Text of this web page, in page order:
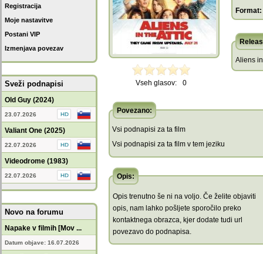
Registracija
Moje nastavitve
Postani VIP
Izmenjava povezav
Sveži podnapisi
Old Guy (2024)
23.07.2026
Valiant One (2025)
22.07.2026
Videodrome (1983)
22.07.2026
Novo na forumu
Napake v filmih [Mov ...
Datum objave: 16.07.2026
Vseh glasov: 0
Format:
Aliens
Povezano:
Vsi podnapisi za ta film
Vsi podnapisi za ta film v tem jeziku
Opis:
Opis trenutno še ni na voljo. Če želite objaviti
opis, nam lahko pošljete sporočilo preko
kontaktnega obrazca, kjer dodate tudi url
povezavo do podnapisa.